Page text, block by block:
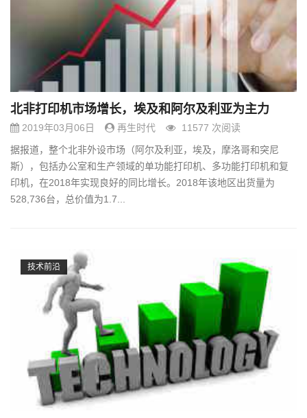
北非打印机市场增长，埃及和阿尔及利亚为主力
2019年03月06日 再生时代
11577 次阅读
据报道，整个北非外设市场（阿尔及利亚，埃及，摩洛哥和突尼
斯），包括办公室和生产领域的单功能打印机、多功能打印机和复
印机，在2018年实现良好的同比增长。2018年该地区出货量为
528,736台，总价值为1.7...
技术前沿